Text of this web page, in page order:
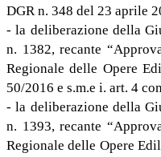
DGR n. 348 del 23 aprile
- la deliberazione della
n. 1382, recante
Regionale delle Opere
50/2016 e s.m.e i. art. 4
- la deliberazione della
n. 1393, recante
Regionale delle Opere